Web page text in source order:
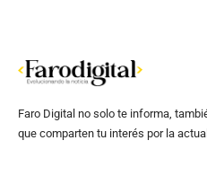
Faro Digital no solo te informa,
que comparten tu interés por la